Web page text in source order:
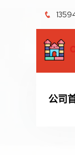
公司